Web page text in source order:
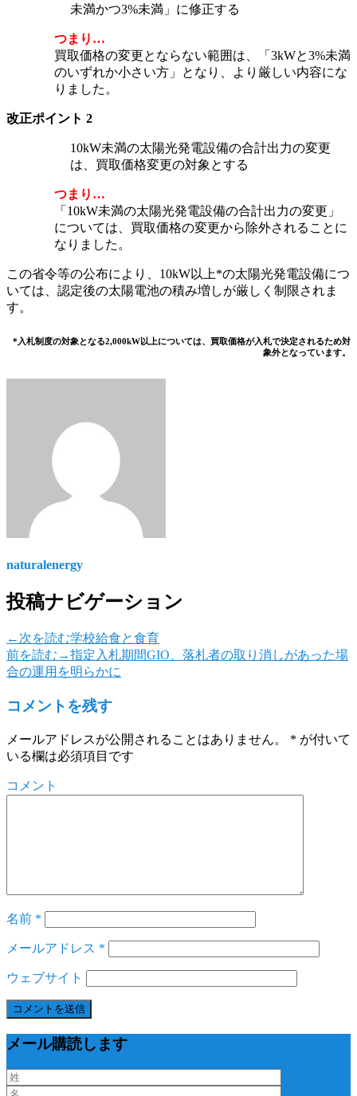
未満かつ3%未満」に修正する
つまり…
買取価格の変更とならない範囲は、「3kWと3%未満
のいずれか小さい方」となり、より厳しい内容にな
りました。
改正ポイント 2
10kW未満の太陽光発電設備の合計出力の変更
は、買取価格変更の対象とする
つまり…
「10kW未満の太陽光発電設備の合計出力の変更」
については、買取価格の変更から除外されることに
なりました。
この省令等の公布により、10kW以上*の太陽光発電設備につ
いては、認定後の太陽電池の積み増しが厳しく制限されま
す。
*入札制度の対象となる2,000kW以上については、買取価格が入札で決定されるため対
象外となっています。
naturalenergy
投稿ナビゲーション
←次を読む学校給食と食育
前を読む→指定入札期間GIO、落札者の取り消しがあった場
合の運用を明らかに
コメントを残す
メールアドレスが公開されることはありません。 * が付いて
いる欄は必須項目です
コメント
名前 *
メールアドレス *
ウェブサイト
メール購読します